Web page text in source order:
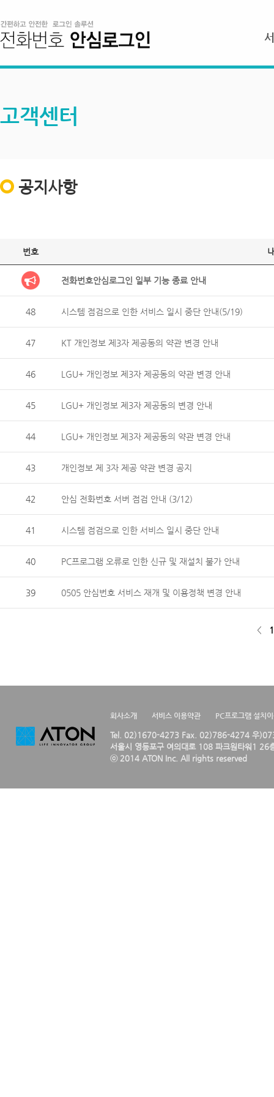
고객센터
공지사항
번호
전화번호안심로그인 일부 기능 종료 안내
48 시스템 점검으로 인한 서비스 일시 중단 안내(5/19)
47 KT 개인정보 제3자 제공동의 약관 변경 안내
46 LGU+ 개인정보 제3자 제공동의 약관 변경 안내
45 LGU+ 개인정보 제3자 제공동의 변경 안내
44 LGU+ 개인정보 제3자 제공동의 약관 변경 안내
43 개인정보 제 3자 제공 약관 변경 공지
42 안심 전화번호 서버 점검 안내 (3/12)
41 시스템 점검으로 인한 서비스 일시 중단 안내
40 PC프로그램 오류로 인한 신규 및 재설치 불가 안내
39 0505 안심번호 서비스 재개 및 이용정책 변경 안내
< 1
회사소개 서비스 이용약관 PC프로그램 설치
Tel. 02)1670-4273 Fax. 02)786-4274 우
서울시 영등포구 여의대로 108 파크원타워1 26
ⓒ 2014 ATON Inc. All rights reserved